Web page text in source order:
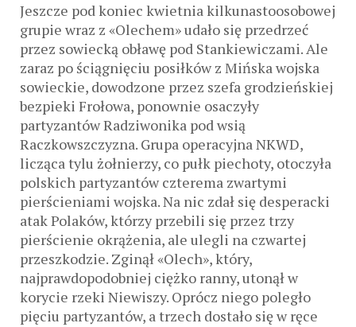
Jeszcze pod koniec kwietnia kilkunastoosobowej
grupie wraz z «Olechem» udało się przedrzeć
przez sowiecką obławę pod Stankiewiczami. Ale
zaraz po ściągnięciu posiłków z Mińska wojska
sowieckie, dowodzone przez szefa grodzieńskiej
bezpieki Frołowa, ponownie osaczyły
partyzantów Radziwonika pod wsią
Raczkowszczyzna. Grupa operacyjna NKWD,
licząca tylu żołnierzy, co pułk piechoty, otoczyła
polskich partyzantów czterema zwartymi
pierścieniami wojska. Na nic zdał się desperacki
atak Polaków, którzy przebili się przez trzy
pierścienie okrążenia, ale ulegli na czwartej
przeszkodzie. Zginął «Olech», który,
najprawdopodobniej ciężko ranny, utonął w
korycie rzeki Niewiszy. Oprócz niego poległo
pięciu partyzantów, a trzech dostało się w ręce